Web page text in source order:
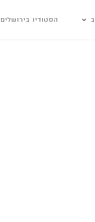
הסטודיו בירושלים